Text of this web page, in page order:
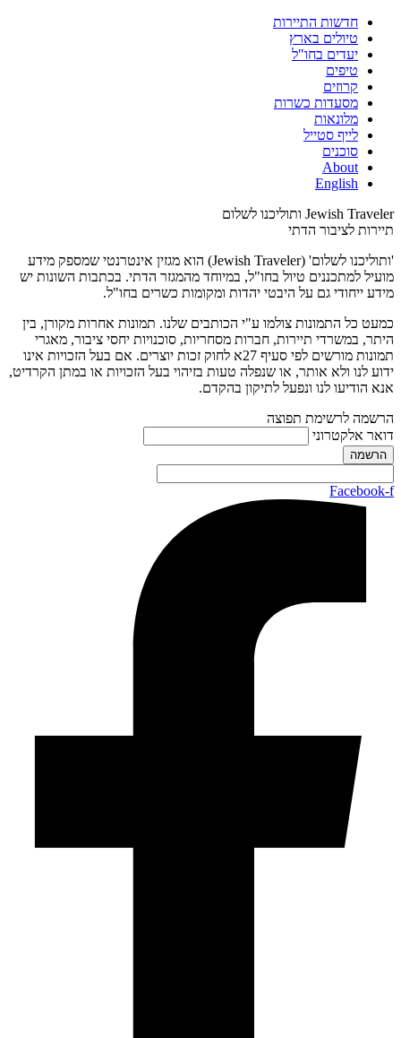
חדשות התיירות
טיולים בארץ
יעדים בחו"ל
טיפים
קרוזים
מסעדות כשרות
מלונאות
לייף סטייל
סוכנים
About
English
Jewish Traveler ותוליכנו לשלום
תיירות לציבור הדתי
'ותוליכנו לשלום' (Jewish Traveler) הוא מגזין אינטרנטי שמספק מידע
מועיל למתכננים טיול בחו"ל, במיוחד מהמגזר הדתי. בכתבות השונות יש
מידע ייחודי גם על היבטי יהדות ומקומות כשרים בחו"ל.
כמעט כל התמונות צולמו ע"י הכותבים שלנו. תמונות אחרות מקורן, בין
היתר, במשרדי תיירות, חברות מסחריות, סוכנויות יחסי ציבור, מאגרי
תמונות מורשים לפי סעיף 27א לחוק זכות יוצרים. אם בעל הזכויות אינו
ידוע לנו ולא אותר, או שנפלה טעות בזיהוי בעל הזכויות או במתן הקרדיט,
אנא הודיעו לנו ונפעל לתיקון בהקדם.
הרשמה לרשימת תפוצה
דואר אלקטרוני
Facebook-f